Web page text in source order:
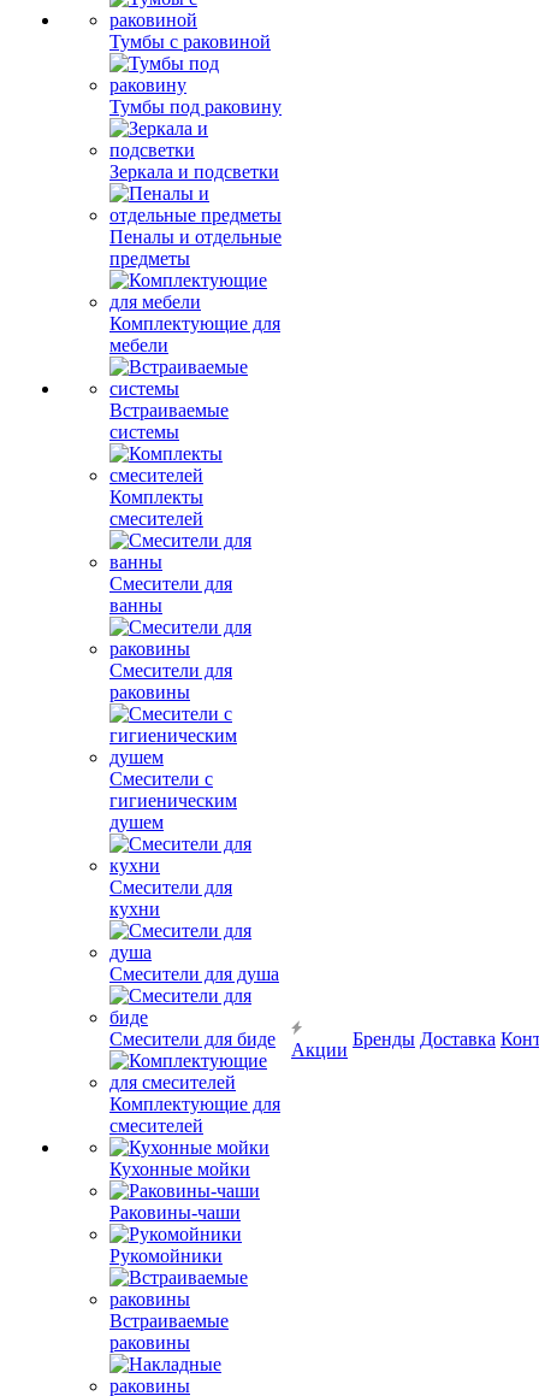
Тумбы с раковиной
Тумбы под раковину
Зеркала и подсветки
Пеналы и отдельные
предметы
Комплектующие для
мебели
Встраиваемые
системы
Комплекты
смесителей
Смесители для
ванны
Смесители для
раковины
Смесители с
гигиеническим
душем
Смесители для
кухни
Смесители для душа
Смесители для биде
Комплектующие для
смесителей
Кухонные мойки
Раковины-чаши
Рукомойники
Встраиваемые
раковины
Акции
Бренды Доставка